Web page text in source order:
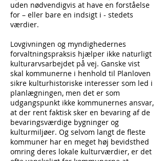
uden nødvendigvis at have en forståelse
for – eller bare en indsigt i - stedets
værdier.
Lovgivningen og myndighedernes
forvaltningspraksis hjælper ikke naturligt
kulturarvsarbejdet på vej. Ganske vist
skal kommunerne i henhold til Planloven
sikre kulturhistoriske interesser som led i
planlægningen, men det er som
udgangspunkt ikke kommunernes ansvar,
at der rent faktisk sker en bevaring af de
bevaringsværdige bygninger og
kulturmiljøer. Og selvom langt de fleste
kommuner har en meget høj bevidsthed
omring deres lokale kulturværdier, er det